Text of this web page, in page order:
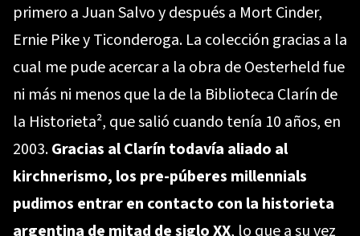
primero a Juan Salvo y después a Mort Cinder,
Ernie Pike y Ticonderoga. La colección gracias a la
cual me pude acercar a la obra de Oesterheld fue
ni más ni menos que la de la Biblioteca Clarín de
la Historieta², que salió cuando tenía 10 años, en
2003.Gracias al Clarín todavía aliado al
kirchnerismo, los pre-púberes millennials
pudimos entrar en contacto con la historieta
argentina de mitad de siglo XX, lo que a su vez